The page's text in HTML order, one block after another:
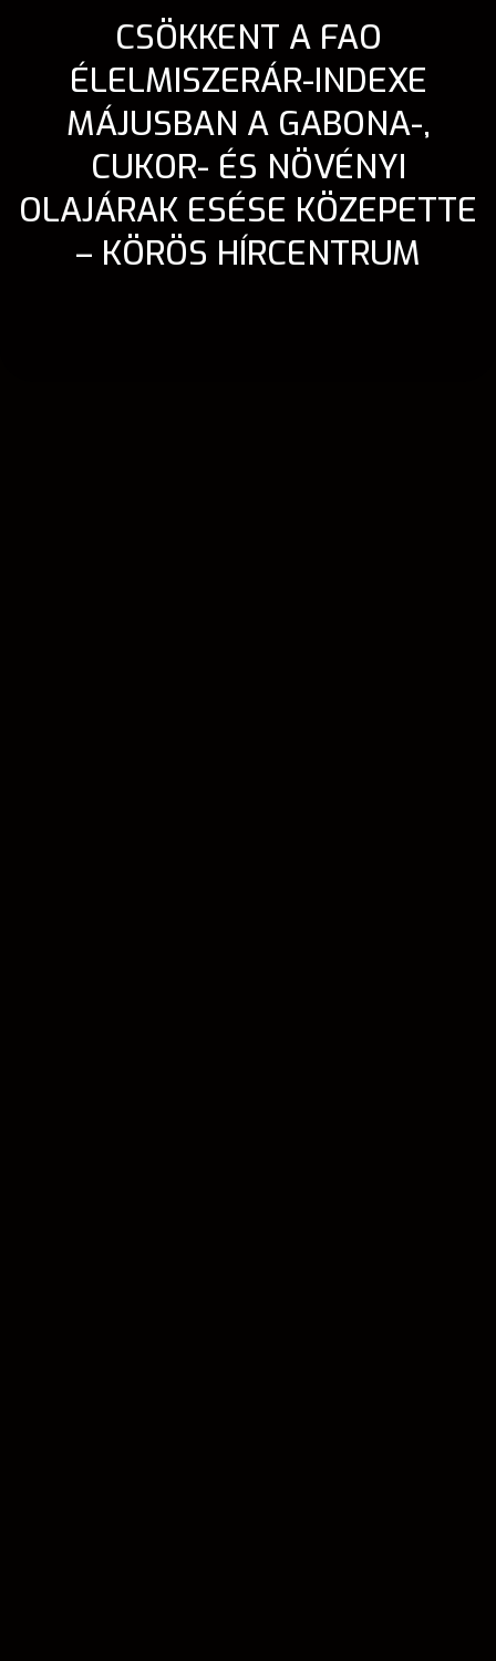
CSÖKKENT A FAO
ÉLELMISZERÁR-INDEXE
MÁJUSBAN A GABONA-,
CUKOR- ÉS NÖVÉNYI
OLAJÁRAK ESÉSE KÖZEPETTE
– KÖRÖS HÍRCENTRUM